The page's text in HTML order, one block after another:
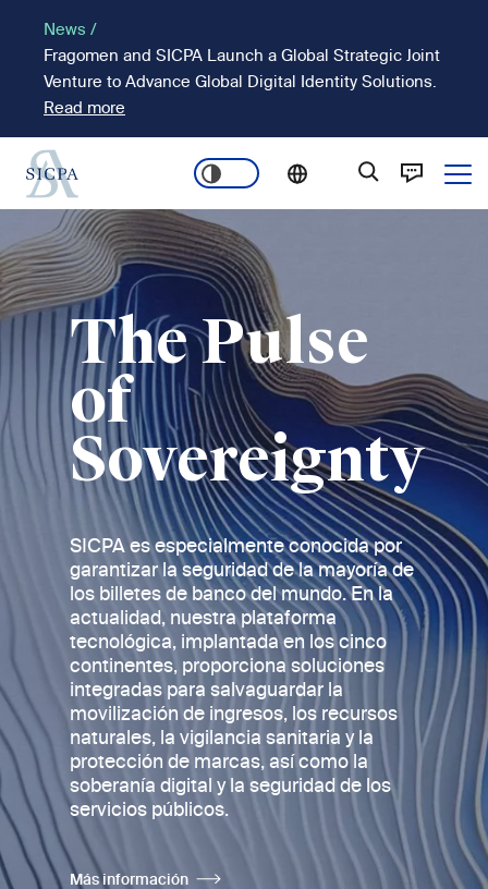
contenido
principal
News /
Fragomen and SICPA Launch a Global Strategic Joint
Venture to Advance Global Digital Identity Solutions.
Read more
Main
navigation
Imagen
The Pulse
of
Sovereignty
SICPA es especialmente conocida por
garantizar la seguridad de la mayoría de
los billetes de bancodel mundo. En la
actualidad, nuestra plataforma
tecnológica, implantada en los cinco
continentes, proporciona soluciones
integradas para salvaguardar la
movilización de ingresos, los recursos
naturales, la vigilancia sanitaria y la
protección de marcas, así como la
soberanía digital y la seguridad de los
servicios públicos.
Más información